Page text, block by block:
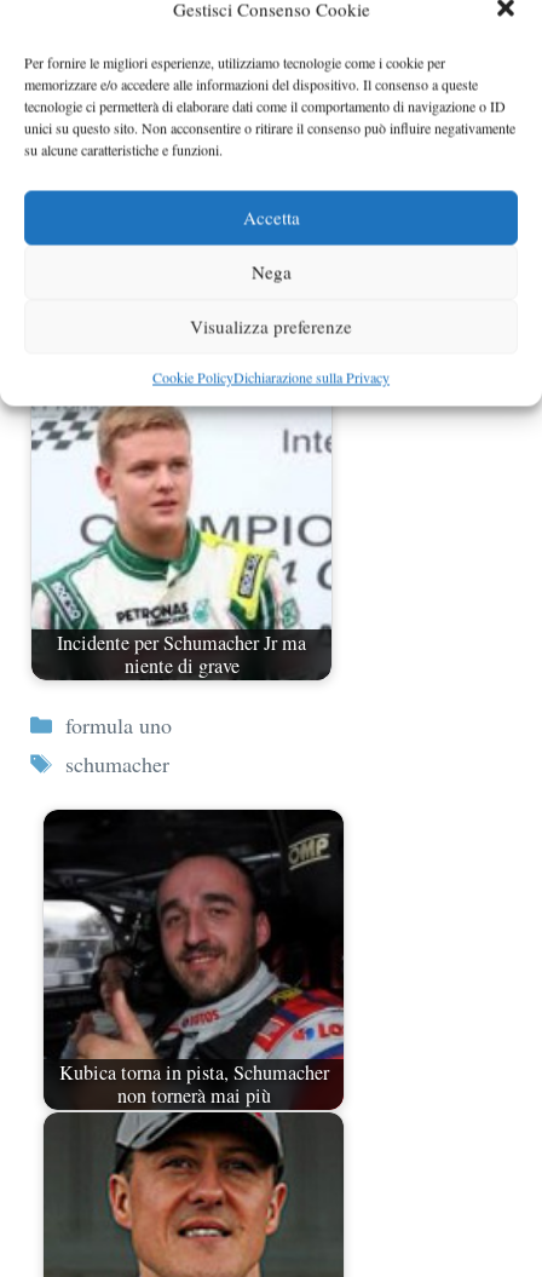
Gestisci Consenso Cookie
Per fornire le migliori esperienze, utilizziamo tecnologie come i cookie per
memorizzare e/o accedere alle informazioni del dispositivo. Il consenso a queste
tecnologie ci permetterà di elaborare dati come il comportamento di navigazione o ID
unici su questo sito. Non acconsentire o ritirare il consenso può influire negativamente
su alcune caratteristiche e funzioni.
Accetta
Nega
Visualizza preferenze
Cookie PolicyDichiarazione sulla Privacy
la Ferrari
Montezemolo al Board F1 fermato da
Incidente per Schumacher Jr ma
niente di grave
Categorie
formula uno
Tag
schumacher
Kubica torna in pista, Schumacher
non tornerà mai più